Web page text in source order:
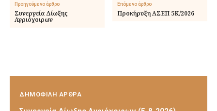
Προηγούμενο άρθρο
Συνεργεία Δίωξης
Αγριόχοιρων
Επόμενο άρθρο
Προκήρυξη ΑΣΕΠ 5Κ/2026
ΔΗΜΟΦΙΛΗ ΑΡΘΡΑ